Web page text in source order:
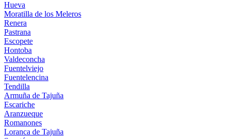
Hueva
Moratilla de los Meleros
Renera
Pastrana
Escopete
Hontoba
Valdeconcha
Fuentelviejo
Fuentelencina
Tendilla
Armuña de Tajuña
Escariche
Aranzueque
Romanones
Loranca de Tajuña